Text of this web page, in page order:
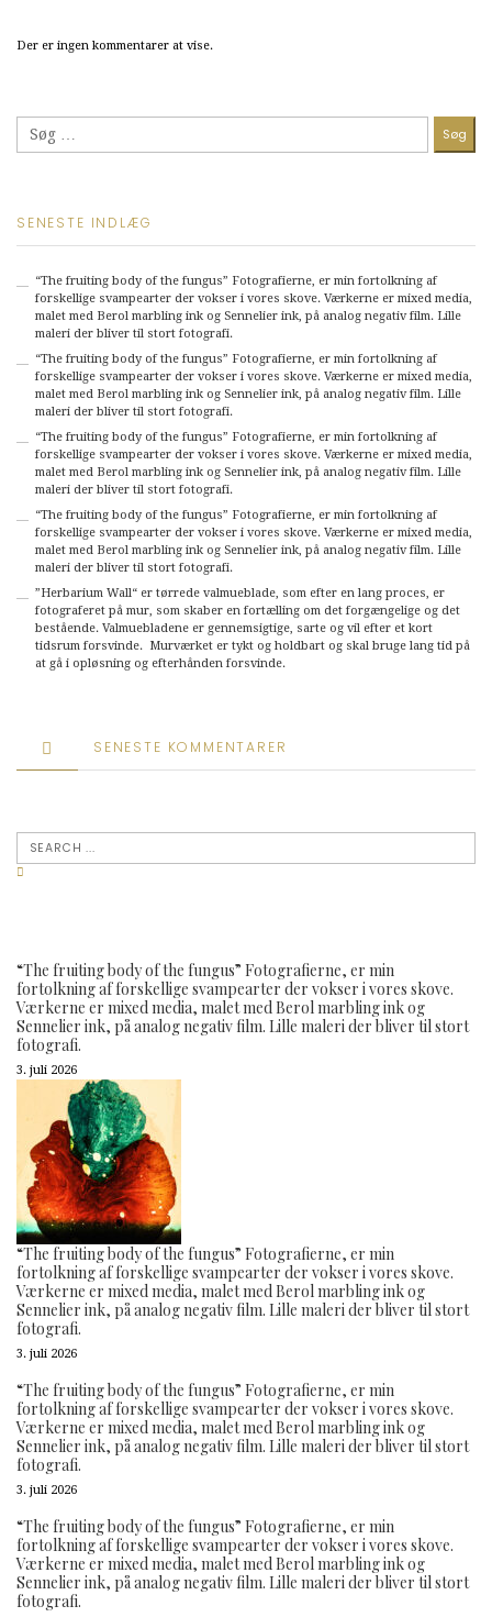
Der er ingen kommentarer at vise.
efter:
SENESTE INDLÆG
“The fruiting body of the fungus” Fotografierne, er min fortolkning af
forskellige svampearter der vokser i vores skove. Værkerne er mixed media,
malet med Berol marbling ink og Sennelier ink, på analog negativ film. Lille
maleri der bliver til stort fotografi.
“The fruiting body of the fungus” Fotografierne, er min fortolkning af
forskellige svampearter der vokser i vores skove. Værkerne er mixed media,
malet med Berol marbling ink og Sennelier ink, på analog negativ film. Lille
maleri der bliver til stort fotografi.
“The fruiting body of the fungus” Fotografierne, er min fortolkning af
forskellige svampearter der vokser i vores skove. Værkerne er mixed media,
malet med Berol marbling ink og Sennelier ink, på analog negativ film. Lille
maleri der bliver til stort fotografi.
“The fruiting body of the fungus” Fotografierne, er min fortolkning af
forskellige svampearter der vokser i vores skove. Værkerne er mixed media,
malet med Berol marbling ink og Sennelier ink, på analog negativ film. Lille
maleri der bliver til stort fotografi.
”Herbarium Wall“ er tørrede valmueblade, som efter en lang proces, er
fotograferet på mur, som skaber en fortælling om det forgængelige og det
bestående. Valmuebladene er gennemsigtige, sarte og vil efter et kort
tidsrum forsvinde. Murværket er tykt og holdbart og skal bruge lang tid på
at gå i opløsning og efterhånden forsvinde.
SENESTE KOMMENTARER
“The fruiting body of the fungus” Fotografierne, er min
fortolkning af forskellige svampearter der vokser i vores skove.
Værkerne er mixed media, malet med Berol marbling ink og
Sennelier ink, på analog negativ film. Lille maleri der bliver til stort
fotografi.
3. juli 2026
“The fruiting body of the fungus” Fotografierne, er min
fortolkning af forskellige svampearter der vokser i vores skove.
Værkerne er mixed media, malet med Berol marbling ink og
Sennelier ink, på analog negativ film. Lille maleri der bliver til stort
fotografi.
3. juli 2026
“The fruiting body of the fungus” Fotografierne, er min
fortolkning af forskellige svampearter der vokser i vores skove.
Værkerne er mixed media, malet med Berol marbling ink og
Sennelier ink, på analog negativ film. Lille maleri der bliver til stort
fotografi.
3. juli 2026
“The fruiting body of the fungus” Fotografierne, er min
fortolkning af forskellige svampearter der vokser i vores skove.
Værkerne er mixed media, malet med Berol marbling ink og
Sennelier ink, på analog negativ film. Lille maleri der bliver til stort
fotografi.